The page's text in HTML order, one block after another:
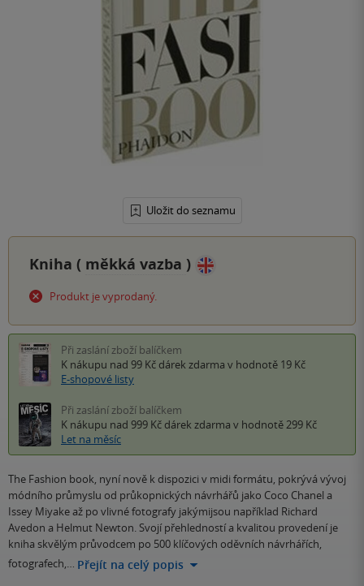
Uložit do seznamu
Kniha ( měkká vazba )
Produkt je vyprodaný.
Při zaslání zboží balíčkem
K nákupu nad 99 Kč dárek zdarma v hodnotě 19 Kč
E-shopové listy
Při zaslání zboží balíčkem
K nákupu nad 999 Kč dárek zdarma v hodnotě 299 Kč
Let na měsíc
The Fashion book, nyní nově k dispozici v midi formátu, pokrývá vývoj
módního průmyslu od průkopnických návrhářů jako Coco Chanel a
Issey Miyake až po vlivné fotografy jakýmijsou například Richard
Avedon a Helmut Newton. Svojí přehledností a kvalitou provedení je
kniha skvělým průvodcem po 500 klíčových oděvních návrhářích,
fotografech,… Přejít na celý popis